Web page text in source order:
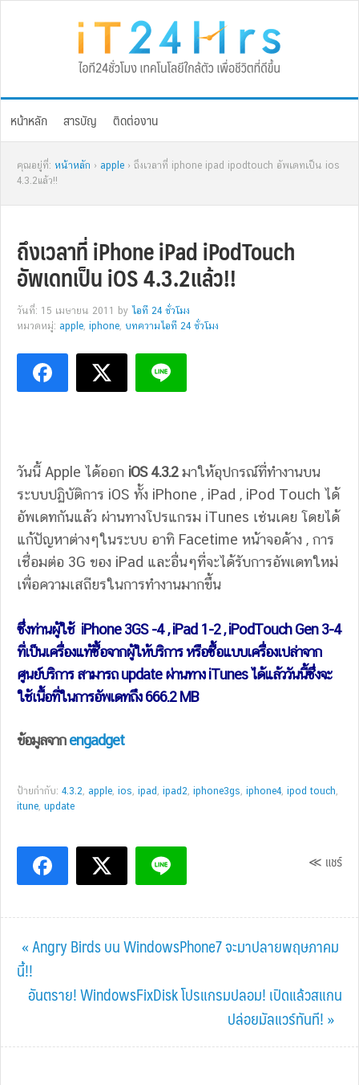
หน้าหลัก สารบัญ ติดต่องาน
คุณอยู่ที่: หน้าหลัก › apple › ถึงเวลาที่ iphone ipad ipodtouch อัพเดทเป็น ios
4.3.2แล้ว!!
ถึงเวลาที่ iPhone iPad iPodTouch
อัพเดทเป็น iOS 4.3.2แล้ว!!
วันที่: 15 เมษายน 2011 by ไอที 24 ชั่วโมง
หมวดหมู่: apple, iphone, บทความไอที 24 ชั่วโมง
วันนี้ Apple ได้ออก iOS 4.3.2มาให้อุปกรณ์ที่ทำงานบน
ระบบปฏิบัติการ iOS ทั้ง iPhone , iPad , iPod Touch ได้
อัพเดทกันแล้ว ผ่านทางโปรแกรม iTunes เช่นเคย โดยได้
แก้ปัญหาต่างๆในระบบ อาทิ Facetime หน้าจอค้าง , การ
เชื่อมต่อ 3G ของ iPad และอื่นๆที่จะได้รับการอัพเดทใหม่
เพื่อความเสถียรในการทำงานมากขึ้น
ซึ่งท่านผู้ใช้ iPhone 3GS -4 , iPad 1-2 , iPodTouch Gen 3-4
ที่เป็นเครื่องแท้ซื้อจากผู้ให้บริการ หรือซื้อแบบเครื่องเปล่าจาก
ศูนย์บริการ สามารถ update ผ่านทาง iTunes ได้แล้ววันนี้ซึ่งจะ
ใช้เนื้อที่ในการอัพเดทถึง 666.2 MB
ข้อมูลจากengadget
ป้ายกำกับ: 4.3.2, apple, ios, ipad , ipad2, iphone3gs, iphone4, ipod touch,
itune, update
≪ แชร์
Previous
Post:
« Angry Birds บน WindowsPhone7 จะมาปลายพฤษภาคม
นี้!!
Next
อันตราย! WindowsFixDisk โปรแกรมปลอม! เปิดแล้วสแกน
ปล่อยมัลแวร์ทันที! »